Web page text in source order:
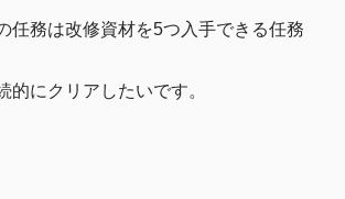
任務は改修資材を5つ入手できる任務
的にクリアしたいです。